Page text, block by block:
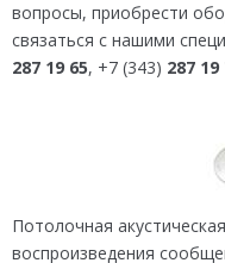
вопросы, приобрести
связаться с нашими
287 19 65, +7 (343) 287 19
Потолочная
воспроизведения